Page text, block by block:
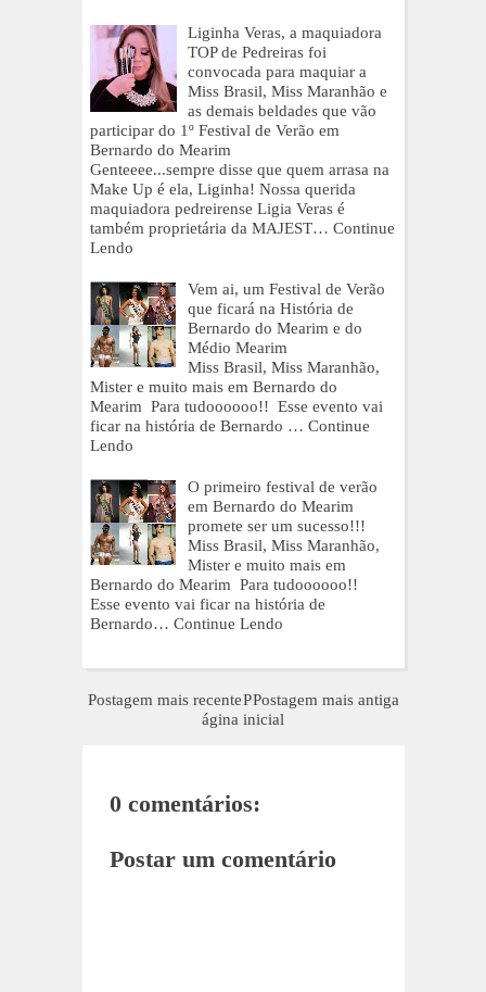
Liginha Veras, a maquiadora
TOP de Pedreiras foi
convocada para maquiar a
Miss Brasil, Miss Maranhão e
as demais beldades que vão
participar do 1º Festival de Verão em
Bernardo do Mearim
Genteeee...sempre disse que quem arrasa na
Make Up é ela, Liginha! Nossa querida
maquiadora pedreirense Ligia Veras é
também proprietária da MAJEST… Continue
Lendo
Vem ai, um Festival de Verão
que ficará na História de
Bernardo do Mearim e do
Médio Mearim
Miss Brasil, Miss Maranhão,
Mister e muito mais em Bernardo do
Mearim Para tudoooooo!! Esse evento vai
ficar na história de Bernardo … Continue
Lendo
O primeiro festival de verão
em Bernardo do Mearim
promete ser um sucesso!!!
Miss Brasil, Miss Maranhão,
Mister e muito mais em
Bernardo do Mearim Para tudoooooo!!
Esse evento vai ficar na história de
Bernardo… Continue Lendo
Postagem mais recente Postagem mais antiga
P
ágina inicial
0 comentários:
Postar um comentário